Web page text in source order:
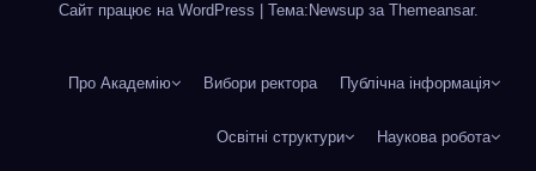
Сайт працює на WordPress Тема:Newsup за Themeansar.
Про Академію Вибори ректора Публічна інформація
Освітні структури Наукова робота